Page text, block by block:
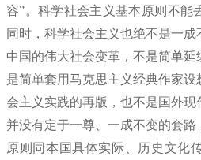
容”。科学社会主义基本原则不能
同时，科学社会主义也绝不是一
中国的伟大社会变革，不是简单
是简单套用马克思主义经典作家
会主义实践的再版，也不是国外现
并没有定于一尊、一成不变的套
原则同本国具体实际、历史文化